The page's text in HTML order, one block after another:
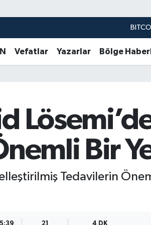
Vefatlar Yazarlar Bölge
Bir
Tedavilerin
21 4 DK